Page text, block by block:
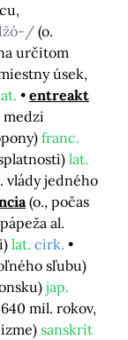
(o.
určitom
úsek,
entreakt
medzi
franc.
lat.
vlády jedného
(o., počas
al.
lat. cirk.
sľubu)
jap.
mil. rokov,
sanskrit